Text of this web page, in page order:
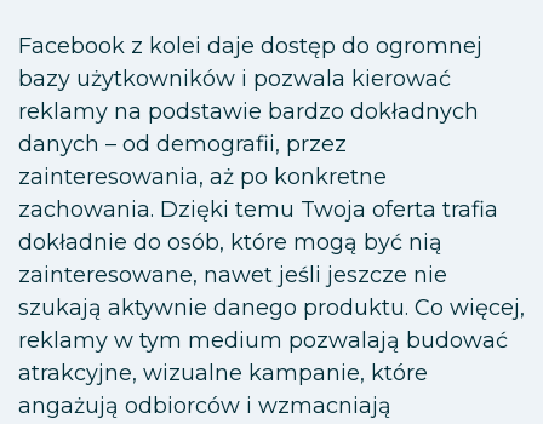
Facebook z kolei daje dostęp do ogromnej
bazy użytkowników i pozwala kierować
reklamy na podstawie bardzo dokładnych
danych – od demografii, przez
zainteresowania, aż po konkretne
zachowania. Dzięki temu Twoja oferta trafia
dokładnie do osób, które mogą być nią
zainteresowane, nawet jeśli jeszcze nie
szukają aktywnie danego produktu. Co więcej,
reklamy w tym medium pozwalają budować
atrakcyjne, wizualne kampanie, które
angażują odbiorców i wzmacniają